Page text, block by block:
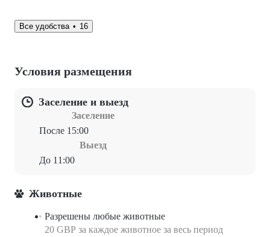
Все удобства 16
Условия размещения
Заселение и выезд
Заселение
После 15:00
Выезд
До 11:00
Животные
Разрешены любые животные
20 GBP за каждое животное за весь период